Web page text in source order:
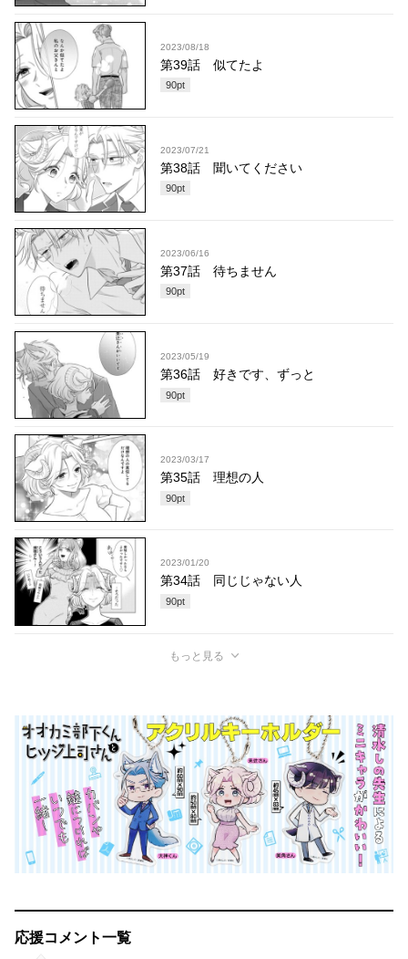
2023/08/18
第39話 似てたよ
90pt
2023/07/21
第38話 聞いてください
90pt
2023/06/16
第37話 待ちません
90pt
2023/05/19
第36話 好きです、ずっと
90pt
2023/03/17
第35話 理想の人
90pt
2023/01/20
第34話 同じじゃない人
90pt
もっと見る
応援コメント一覧